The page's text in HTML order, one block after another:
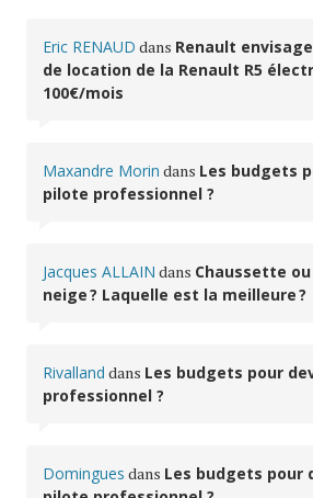
Eric RENAUD dans Renault
de location de la Renault R5
100€/mois
Maxandre Morin dans Les budgets
pilote professionnel ?
Jacques ALLAIN dans Chaussette
neige ? Laquelle est la meilleure ?
Rivalland dans Les budgets pour
professionnel ?
Domingues dans Les budgets pour